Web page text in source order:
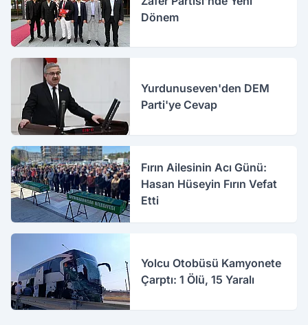
Dönem
Yurdunuseven'den DEM
Parti'ye Cevap
Fırın Ailesinin Acı Günü:
Hasan Hüseyin Fırın Vefat
Etti
Yolcu Otobüsü Kamyonete
Çarptı: 1 Ölü, 15 Yaralı